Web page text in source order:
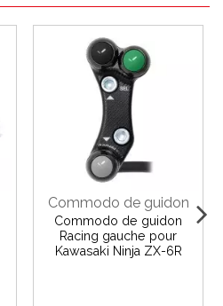
Commodo de guidon
Commodo de guidon
Racing gauche pour
Kawasaki Ninja ZX-6R